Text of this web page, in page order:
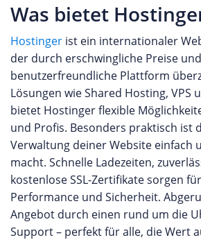
Was bietet
Hostinger ist ein internationaler
der durch erschwingliche Preise
benutzerfreundliche Plattform
Lösungen wie Shared Hosting, VPS
bietet Hostinger flexible
und Profis. Besonders praktisch ist
Verwaltung deiner Website einfach
macht. Schnelle Ladezeiten,
kostenlose SSL-Zertifikate sorgen
Performance und Sicherheit.
Angebot durch einen rund um die
Support – perfekt für alle, die Wert